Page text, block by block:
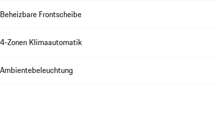
Beheizbare Frontscheibe
4-Zonen Klimaautomatik
Ambientebeleuchtung